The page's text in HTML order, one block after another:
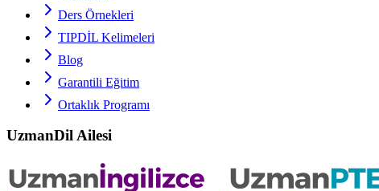
Ders Örnekleri
TIPDİL Kelimeleri
Blog
Garantili Eğitim
Ortaklık Programı
UzmanDil Ailesi